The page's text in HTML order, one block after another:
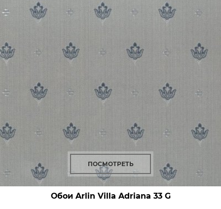
ПОСМОТРЕТЬ
Обои Arlin Villa Adriana 33 G